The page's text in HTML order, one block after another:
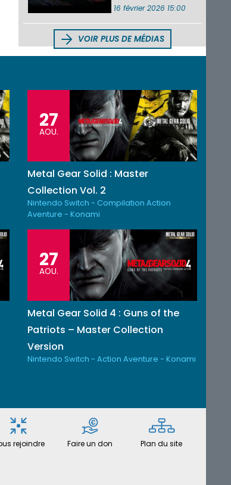
16 février 2026 15:00
VOIR PLUS DE MÉDIAS
27
AOU.
Metal Gear Solid : Master
Collection Vol. 2
Nintendo Switch - Compilation Action
Aventure - Konami
27
AOU.
Metal Gear Solid 4 : Guns of the
Patriots – Master Collection
Version
Nintendo Switch - Action Aventure - Konami
rejoindre Faire un don Plan du site